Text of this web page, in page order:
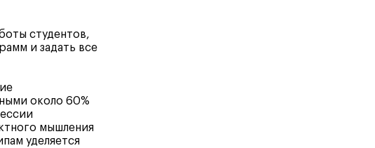
студентов,
и задать все
около 60%
мышления
уделяется